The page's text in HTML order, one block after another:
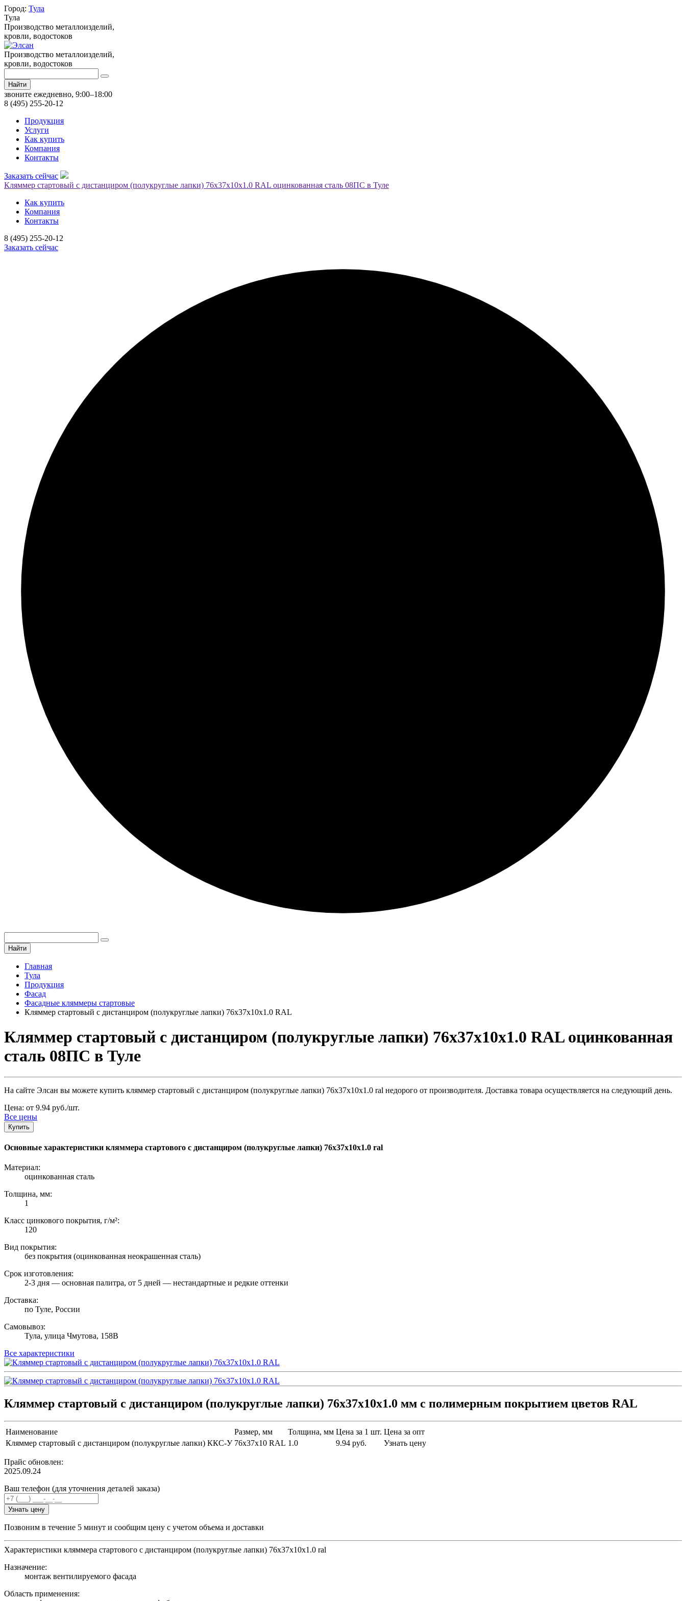
Город: Тула
Тула
Производство металлоизделий,
кровли, водостоков
Производство металлоизделий,
кровли, водостоков
Найти
звоните ежедневно, 9:00–18:00
8 (495) 255-20-12
Продукция
Услуги
Как купить
Компания
Контакты
Заказать сейчас
Кляммер стартовый с дистанциром (полукруглые лапки) 76х37х10х1.0 RAL оцинкованная сталь 08ПС в Туле
Как купить
Компания
Контакты
8 (495) 255-20-12
Заказать сейчас
Найти
Главная
Тула
Продукция
Фасад
Фасадные кляммеры стартовые
Кляммер стартовый с дистанциром (полукруглые лапки) 76х37х10х1.0 RAL
Кляммер стартовый с дистанциром (полукруглые лапки) 76х37х10х1.0 RAL оцинкованная
сталь 08ПС в Туле
На сайте Элсан вы можете купить кляммер стартовый с дистанциром (полукруглые лапки) 76х37х10х1.0 ral недорого от производителя. Доставка товара осуществляется на следующий день.
Цена: от 9.94 руб./шт.
Все цены
Купить
Основные характеристики кляммера стартового с дистанциром (полукруглые лапки) 76х37х10х1.0 ral
Материал:
оцинкованная сталь
Толщина, мм:
1
Класс цинкового покрытия, г/м²:
120
Вид покрытия:
без покрытия (оцинкованная неокрашенная сталь)
Срок изготовления:
2-3 дня — основная палитра, от 5 дней — нестандартные и редкие оттенки
Доставка:
по Туле, России
Самовывоз:
Тула, улица Чмутова, 158В
Все характеристики
Кляммер стартовый с дистанциром (полукруглые лапки) 76х37х10х1.0 мм с полимерным покрытием цветов RAL
Наименование Размер, мм Толщина, мм Цена за 1 шт. Цена за опт
Кляммер стартовый с дистанциром (полукруглые лапки) ККС-У 76х37х10 RAL 1.0 9.94 руб. Узнать цену
Прайс обновлен:
2025.09.24
Ваш телефон (для уточнения деталей заказа)
Узнать цену
Позвоним в течение 5 минут и сообщим цену с учетом объема и доставки
Характеристики кляммера стартового с дистанциром (полукруглые лапки) 76х37х10х1.0 ral
Назначение:
монтаж вентилируемого фасада
Область применения: